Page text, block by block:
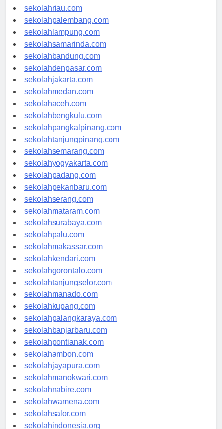
sekolahjambi.com
sekolahriau.com
sekolahpalembang.com
sekolahlampung.com
sekolahsamarinda.com
sekolahbandung.com
sekolahdenpasar.com
sekolahjakarta.com
sekolahmedan.com
sekolahaceh.com
sekolahbengkulu.com
sekolahpangkalpinang.com
sekolahtanjungpinang.com
sekolahsemarang.com
sekolahyogyakarta.com
sekolahpadang.com
sekolahpekanbaru.com
sekolahserang.com
sekolahmataram.com
sekolahsurabaya.com
sekolahpalu.com
sekolahmakassar.com
sekolahkendari.com
sekolahgorontalo.com
sekolahtanjungselor.com
sekolahmanado.com
sekolahkupang.com
sekolahpalangkaraya.com
sekolahbanjarbaru.com
sekolahpontianak.com
sekolahambon.com
sekolahjayapura.com
sekolahmanokwari.com
sekolahnabire.com
sekolahwamena.com
sekolahsalor.com